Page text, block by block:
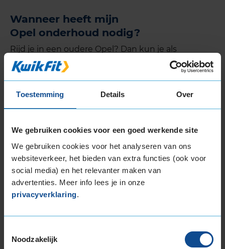
Toestemming Details Over
We gebruiken cookies voor een goed werkende site
We gebruiken cookies voor het analyseren van ons
websiteverkeer, het bieden van extra functies (ook voor
social media) en het relevanter maken van
advertenties. Meer info lees je in onze
privacyverklaring.
Noodzakelijk
Wanneer heeft mijn
Opel onderhoud nodig?
Rijd je in een oudere Opel? Dan kun je als
vuistregel aanhouden: om het jaar of om de 15.000
kilometer is het tijd voor een onderhoudsbeurt.
meestal een melding in je dashboard als het tijd is
voor onderhoud.
De KwikFit merkbeurt